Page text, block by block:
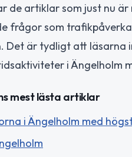
de artiklar som just nu
frågor som
Det är tydligt att läsarna
i Ängelholm
mest lästa artiklar
i Ängelholm med